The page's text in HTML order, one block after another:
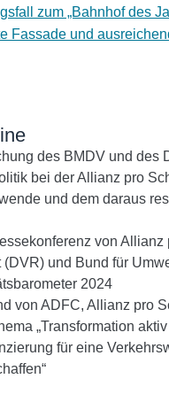
zum „Bahnhof des
Fassade und
des BMDV und des
bei der Allianz pro
und dem daraus
von Allianz
und Bund für
2024
von ADFC, Allianz pro
„Transformation
für eine